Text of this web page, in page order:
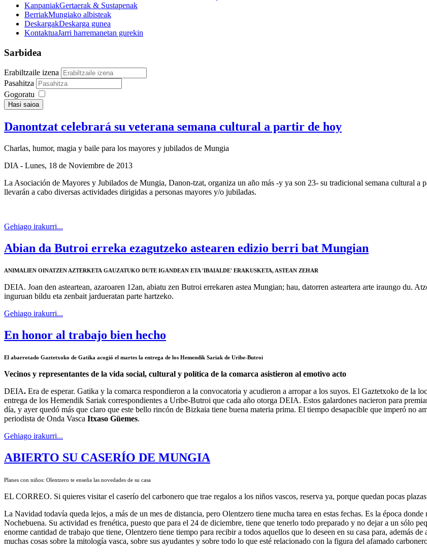
KanpaniakGertaerak & Sustapenak
BerriakMungiako albisteak
DeskargakDeskarga gunea
KontaktuaJarri harremanetan gurekin
Sarbidea
Erabiltzaile izena
Pasahitza
Gogoratu
Hasi saioa
Danontzat celebrará su veterana semana cultural a partir de hoy
Charlas, humor, magia y baile para los mayores y jubilados de Mungia
DIA - Lunes, 18 de Noviembre de 2013
La Asociación de Mayores y Jubilados de Mungia, Danon-tzat, organiza un año más -y ya son 23- su tradicional semana cultural a
llevarán a cabo diversas actividades dirigidas a personas mayores y/o jubiladas.
Gehiago irakurri...
Abian da Butroi erreka ezagutzeko astearen edizio berri bat Mungian
ANIMALIEN OINATZEN AZTERKETA GAUZATUKO DUTE IGANDEAN ETA 'IBAIALDE' ERAKUSKETA, ASTEAN ZEHAR
DEIA. Joan den asteartean, azaroaren 12an, abiatu zen Butroi errekaren astea Mungian; hau, datorren asteartera arte iraungo du.
inguruan bildu eta zenbait jardueratan parte hartzeko.
Gehiago irakurri...
En honor al trabajo bien hecho
El abarrotado Gaztetxoko de Gatika acogió el martes la entrega de los Hemendik Sariak de Uribe-Butroi
Vecinos y representantes de la vida social, cultural y política de la comarca asistieron al emotivo acto
DEIA. Era de esperar. Gatika y la comarca respondieron a la convocatoria y acudieron a arropar a los suyos. El Gaztetxoko de la
entrega de los Hemendik Sariak correspondientes a Uribe-Butroi que cada año otorga DEIA. Estos galardones nacieron para
día, y ayer quedó más que claro que este bello rincón de Bizkaia tiene buena materia prima. El tiempo desapacible que imperó no
periodista de Onda Vasca Itxaso Güemes.
Gehiago irakurri...
ABIERTO SU CASERÍO DE MUNGIA
Planes con niños: Olentzero te enseña las novedades de su casa
EL CORREO. Si quieres visitar el caserío del carbonero que trae regalos a los niños vascos, reserva ya, porque quedan pocas plazas
La Navidad todavía queda lejos, a más de un mes de distancia, pero Olentzero tiene mucha tarea en estas fechas. Es la época
Nochebuena. Su actividad es frenética, puesto que para el 24 de diciembre, tiene que tenerlo todo preparado y no dejar a un sólo
enorme cantidad de trabajo que tiene, Olentzero tiene tiempo para recibir a todos aquellos que lo deseen en su casa para, además
muchas cosas sobre la mitología vasca, sobre sus ayudantes y sobre todo lo que esté relacionado con la figura del afamado